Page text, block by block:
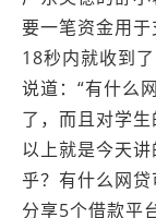
要一笔资金用
18秒内就收到
说道：“有什么
了，而且对学
以上就是今天
乎？有什么网
分享5个借款平